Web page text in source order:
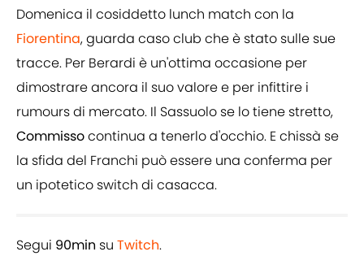
Domenica il cosiddetto lunch match con la
Fiorentina, guarda caso club che è stato sulle sue
tracce. Per Berardi è un'ottima occasione per
dimostrare ancora il suo valore e per infittire i
rumours di mercato. Il Sassuolo se lo tiene stretto,
Commissocontinua a tenerlo d'occhio. E chissà se
la sfida del Franchi può essere una conferma per
un ipotetico switch di casacca.
Segui 90min su Twitch.